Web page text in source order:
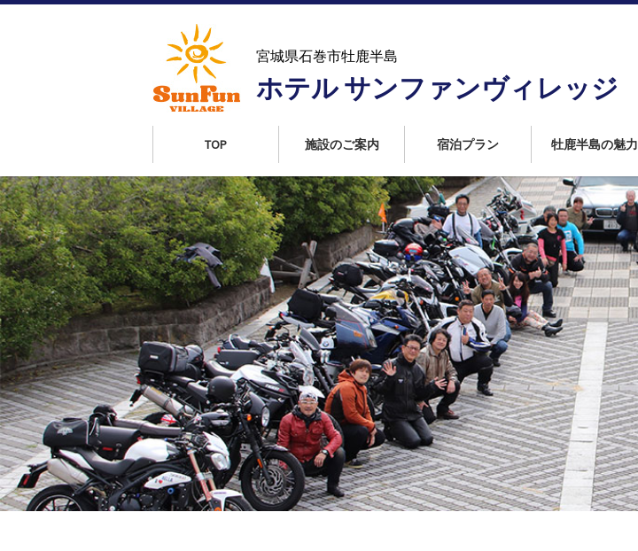
コ
プ
宮城県石巻市牡鹿半島
ホテル サンファンヴィレッジ
TOP 施設のご案内 宿泊プラン 牡鹿半島の魅力